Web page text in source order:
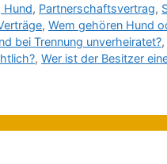
Hund, Partnerschaftsvertrag,
, Wem gehören Hund
bei Trennung unverheiratet?,
, Wer ist der Besitzer